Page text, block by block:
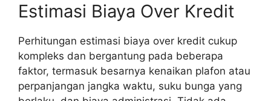
Estimasi Biaya Over Kredit
Perhitungan estimasi biaya over kredit cukup
kompleks dan bergantung pada beberapa
faktor, termasuk besarnya kenaikan plafon atau
perpanjangan jangka waktu, suku bunga yang